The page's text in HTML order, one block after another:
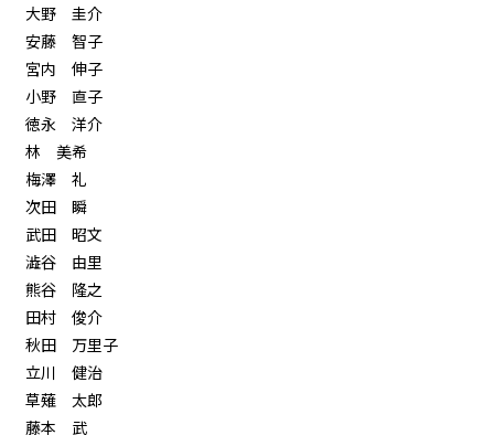
大野 圭介
安藤 智子
宮内 伸子
小野 直子
徳永 洋介
林 美希
梅澤 礼
次田 瞬
武田 昭文
澁谷 由里
熊谷 隆之
田村 俊介
秋田 万里子
立川 健治
草薙 太郎
藤本 武